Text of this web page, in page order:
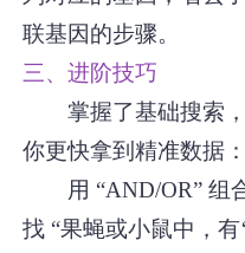
联基因的步骤。
三、进阶技巧
掌握了基础搜索
你更快拿到精准数据：
用 “AND/OR” 组
找 “果蝇或小鼠中，